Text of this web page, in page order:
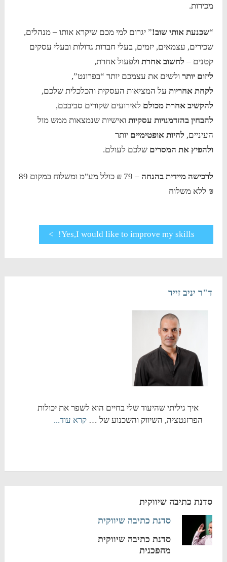
מכירות.
“שכנעת אותי שוב!” יגרום למי מכם שיקרא אותו – מנהלים,
שכירים, עצמאים, יזמים, בעלי חברות גדולות ובעלי עסקים
קטנים – לחשוב אחרת ולפעול אחרת,
ליזום יותר ולשים את עצמכם יותר “בפרונט”,
לקחת אחריות על המציאות העסקית והכלכלית שלכם,
להקשיב אחרת מכולם לאירועים שקורים סביבכם,
להבחין בהזדמנויות עסקיות ואישיות שנמצאות ממש מול
העיניים, להיות אופטימיים יותר
ולהפיץ את המסריםשלכם לעולם.
לרכישה מיידית בהנחה
– 79 ₪ כולל מע"מ ומשלוח במקום 89
₪ ללא משלוח
Yes,I would like to improve my skills!
>
ד"ר יניב זייד
איך גיליתי שהיעוד שלי בחיים הוא לשפר את יכולות
הפרזנטציה, השיווק והשכנוע של … קרא עוד...
סדנת כתיבה שיווקית
סדנת כתיבה שיווקית
סדנת כתיבה שיווקית
מהפכנית